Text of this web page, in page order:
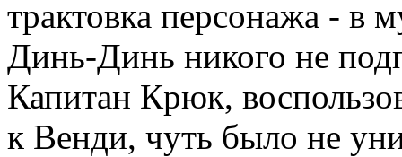
трактовка персонажа - в
Динь-Динь никого не
Капитан Крюк,
к Венди, чуть было не